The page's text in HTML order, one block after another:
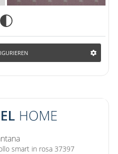
smart in rosa 37397